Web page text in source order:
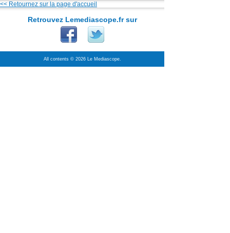
<< Retournez sur la page d'accueil
Retrouvez Lemediascope.fr sur
All contents © 2026 Le Mediascope.